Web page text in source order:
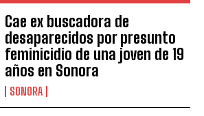
Cae ex buscadora de
desaparecidos por presunto
feminicidio de una joven de 19
años en Sonora
SONORA